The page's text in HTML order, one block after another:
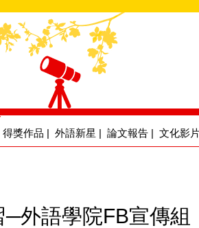
得獎作品 | 外語新星 | 論文報告 | 文化影
─外語學院FB宣傳組